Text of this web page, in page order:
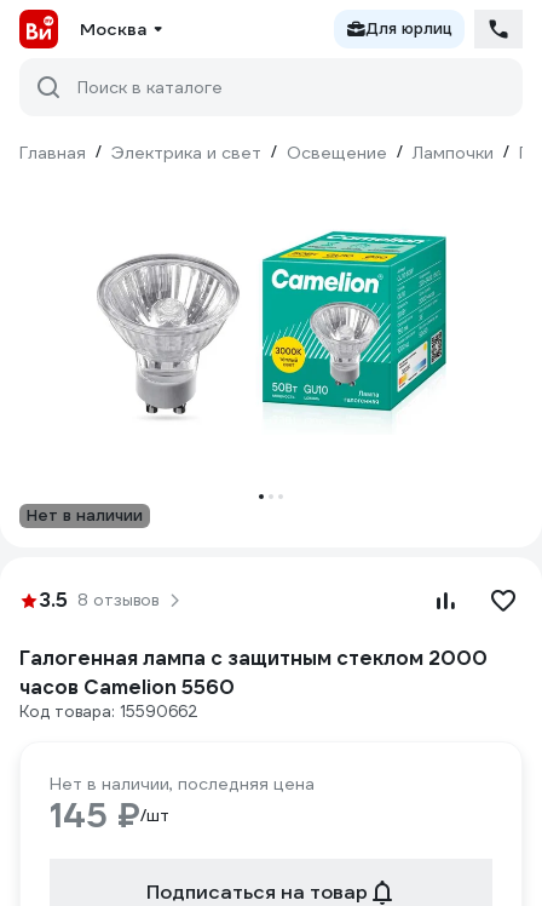
Москва Для юрлиц
Поиск в каталоге
Главная / Электрика и свет / Освещение / Лампочки /
Нет в наличии
3.5 8 отзывов
Галогенная лампа с защитным стеклом 2000
часов Camelion 5560
Код товара: 15590662
Нет в наличии, последняя цена
145 ₽/шт
Подписаться на товар